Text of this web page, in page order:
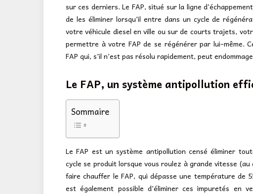
sur ces derniers. Le FAP, situé sur la ligne
de les éliminer lorsqu’il entre dans un cycle de
votre véhicule diesel en ville ou sur de courts trajets,
permettre à votre FAP de se régénérer par lui-même.
FAP qui, s’il n’est pas résolu rapidement, peut
Le FAP, un système antipollution
Sommaire
Le FAP est un système antipollution censé éliminer
cycle se produit lorsque vous roulez à grande vitesse
faire chauffer le FAP, qui dépasse une température de
est également possible d’éliminer ces impuretés en